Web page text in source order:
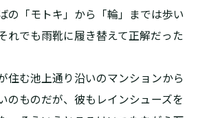
の「モトキ」から「輪」までは歩い
れでも雨靴に履き替えて正解だった
住む池上通り沿いのマンションから
のものだが、彼もレインシューズを